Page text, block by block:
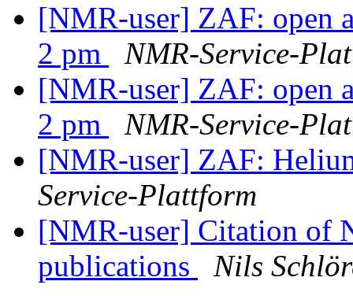
[NMR-user] ZAF: open
2 pm
NMR-Service-
[NMR-user] ZAF: open
2 pm
NMR-Service-
[NMR-user] ZAF:
Service-Plattform
[NMR-user] Citation of
publications
Nils